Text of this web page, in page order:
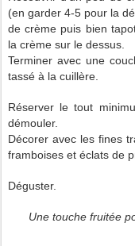
(en garder 4-5 pour la
de crème puis bien
la crème sur le dessus.
Terminer avec une
tassé à la cuillère.
Réserver le tout
démouler.
Décorer avec les fines
framboises et éclats de
Déguster.
Une touche fruitée